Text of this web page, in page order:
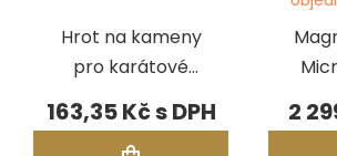
Hrot na kameny
pro karátové
měrky Presidium
163,35 Kč 2